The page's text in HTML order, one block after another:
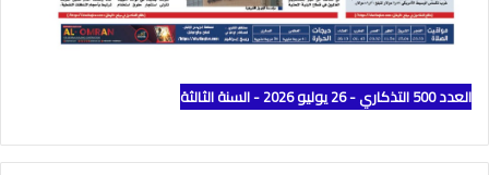
العدد 500 التذكاري - 26 يوليو 2026 - السنة الثالثة